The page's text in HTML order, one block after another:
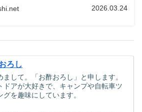
2026.03.24
ろし
まして。「お酢おろし」と申します。
ドアが大好きで、キャンプや自転車ツ
グを趣味にしています。